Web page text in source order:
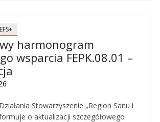
EFS+
harmonogram
wsparcia FEPK.08.01 –
Stowarzyszenie „Region Sanu i
o aktualizacji szczegółowego